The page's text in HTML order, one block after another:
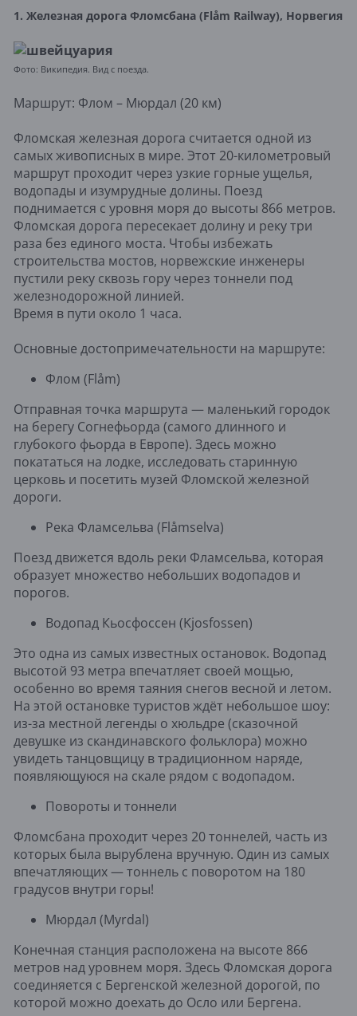
1. Железная дорога Фломсбана (Flåm Railway), Норвегия
Фото: Википедия. Вид с поезда.
Маршрут: Флом – Мюрдал (20 км)
Фломская железная дорога считается одной из
самых живописных в мире. Этот 20-километровый
маршрут проходит через узкие горные ущелья,
водопады и изумрудные долины. Поезд
поднимается с уровня моря до высоты 866 метров.
Фломская дорога пересекает долину и реку три
раза без единого моста. Чтобы избежать
строительства мостов, норвежские инженеры
пустили реку сквозь гору через тоннели под
железнодорожной линией.
Время в пути около 1 часа.
Основные достопримечательности на маршруте:
Флом (Flåm)
Отправная точка маршрута — маленький городок
на берегу Согнефьорда (самого длинного и
глубокого фьорда в Европе). Здесь можно
покататься на лодке, исследовать старинную
церковь и посетить музей Фломской железной
дороги.
Река Фламсельва (Flåmselva)
Поезд движется вдоль реки Фламсельва, которая
образует множество небольших водопадов и
порогов.
Водопад Кьосфоссен (Kjosfossen)
Это одна из самых известных остановок. Водопад
высотой 93 метра впечатляет своей мощью,
особенно во время таяния снегов весной и летом.
На этой остановке туристов ждёт небольшое шоу:
из-за местной легенды о хюльдре (сказочной
девушке из скандинавского фольклора) можно
увидеть танцовщицу в традиционном наряде,
появляющуюся на скале рядом с водопадом.
Повороты и тоннели
Фломсбана проходит через 20 тоннелей, часть из
которых была вырублена вручную. Один из самых
впечатляющих — тоннель с поворотом на 180
градусов внутри горы!
Мюрдал (Myrdal)
Конечная станция расположена на высоте 866
метров над уровнем моря. Здесь Фломская дорога
соединяется с Бергенской железной дорогой, по
которой можно доехать до Осло или Бергена.